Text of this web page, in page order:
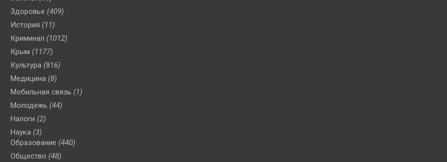
Здоровье (409)
История (11)
Криминал (1012)
Крым (1177)
Культура (816)
Медицина (8)
Мобильная связь (1)
Молодежь (44)
Налоги (2)
Наука (3)
Образование (440)
Общество (48)